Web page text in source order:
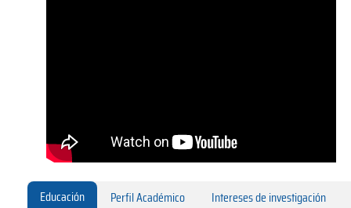
Educación Perfil Académico
Intereses de investigación